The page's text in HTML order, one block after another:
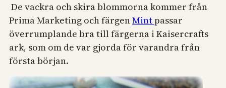
De vackra och skira blommorna kommer från
Prima Marketing och färgenMint passar
överrumplande bra till färgerna i Kaisercrafts
ark, som om de var gjorda för varandra från
första början.